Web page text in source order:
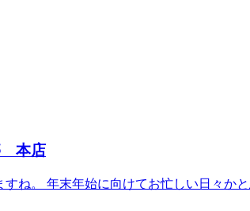
本店
ね。 年末年始に向けてお忙しい日々